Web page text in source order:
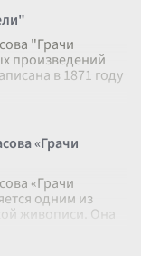
"Грачи
произведений
в 1871 году
«Грачи
«Грачи
одним из
живописи. Она